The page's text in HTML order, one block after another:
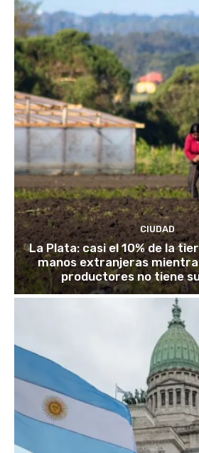
CIUDAD
La Plata: casi el 10% de la
manos extranjeras
productores no tiene